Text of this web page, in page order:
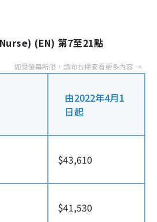
(EN) 第7至21點
由2022年4月1
日起
$43,610
$41,530